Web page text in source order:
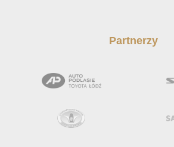
Partnerzy